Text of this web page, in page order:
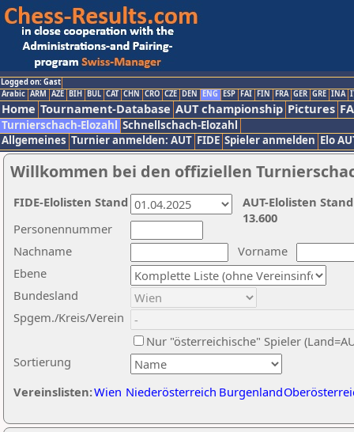
Logged on: Gast
Arabic ARM AZE BIH BUL CAT CHN CRO CZE DEN ENG ESP FAI FIN FRA GER GRE INA
Home Tournament-Database AUT championship Pictures
Turnierschach-Elozahl Schnellschach-Elozahl
Allgemeines Turnier anmelden: AUT FIDE Spieler anmelden Elo
Willkommen bei den offiziellen
Nachname
Vorname
Ebene
Sortierung
Personennummer
Bundesland
Spgem./Kreis/Verein
Nur "österreichische" Spieler
Vereinslisten:Wien Niederösterreich Burgenland
AUT-Elolisten
13.600
FIDE-Elolisten Stand